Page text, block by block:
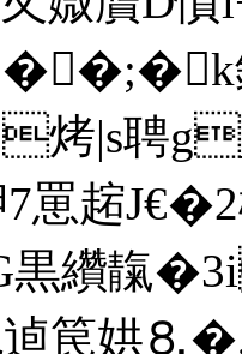
|s聘g_
狎7罳趤
黒纘靝
逌笢娂